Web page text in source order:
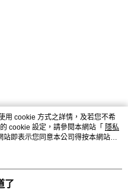
用 cookie 方式之詳情，及若您不希
cookie 設定，請參閱本網站「 隱私
站即表示您同意本公司得按本網站使
了